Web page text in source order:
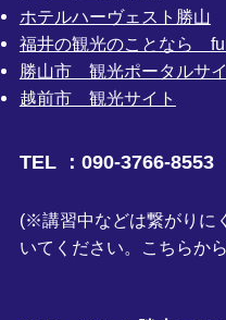
ホテルハーヴェスト勝山
福井の観光のことなら
勝山市 観光ポータルサ
越前市 観光サイト
TEL ：090-3766-8553
(※講習中などは繋がりに
いてください。こちらか